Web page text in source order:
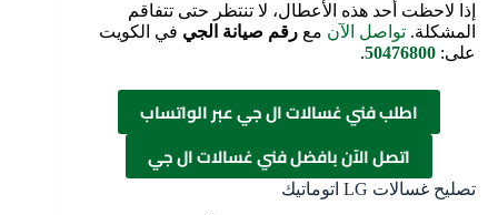
إذا لاحظت أحد هذه الأعطال، لا تنتظر حتى تتفاقم
المشكلة. تواصل الآن مع رقم صيانة الجي في الكويت
على: 50476800
.
اطلب فني غسالات ال جي عبر الواتساب
اتصل الآن بافضل فني غسالات ال جي
تصليح غسالات LG اتوماتيك